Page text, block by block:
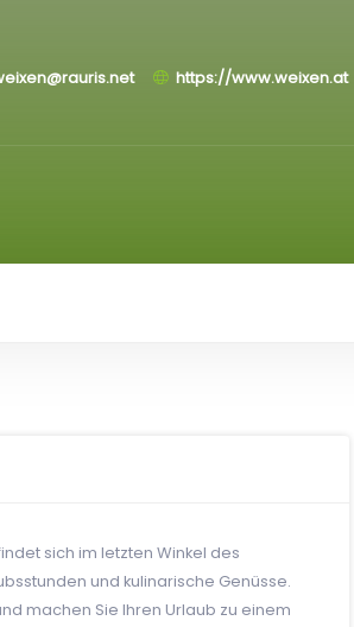
https://www.weixen.at
sich im letzten Winkel des
und kulinarische Genüsse.
machen Sie Ihren Urlaub zu einem